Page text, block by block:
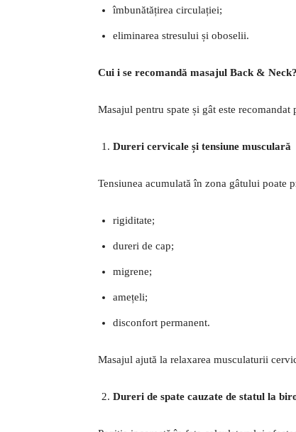
îmbunătățirea circulației;
eliminarea stresului și oboselii.
Cui i se recomandă masajul Back & Neck?
Masajul pentru spate și gât este
Dureri cervicale și tensiune musculară
Tensiunea acumulată în zona gâtului poate
rigiditate;
dureri de cap;
migrene;
amețeli;
disconfort permanent.
Masajul ajută la relaxarea musculaturii
Dureri de spate cauzate de statul la